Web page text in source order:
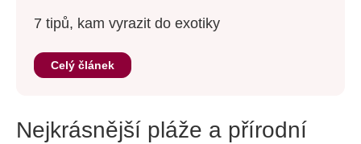
7 tipů, kam vyrazit do exotiky
Celý článek
Nejkrásnější pláže a přírodní